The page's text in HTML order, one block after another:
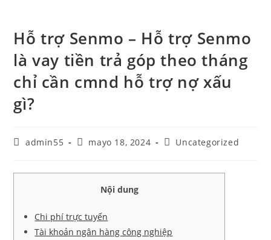
Hỗ trợ Senmo – Hỗ trợ Senmo
là vay tiền trả góp theo tháng
chỉ cần cmnd hỗ trợ nợ xấu
gì?
Autor
entrada:
admin55
Publicación
entrada:
mayo 18, 2024
Categoría
entrada:
Uncategorized
Nội dung
Chi phí trực tuyến
Tài khoản ngân hàng công nghiệp